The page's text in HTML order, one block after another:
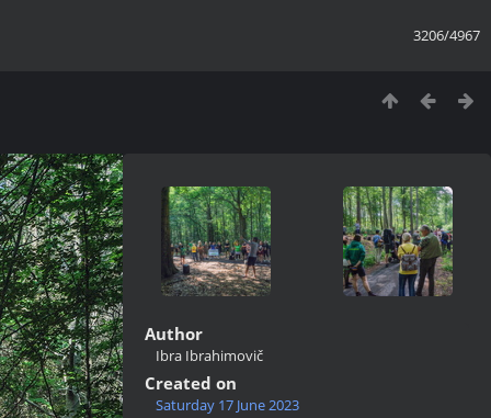
3206/4967
Author
Ibra Ibrahimovič
Created on
Saturday 17 June 2023